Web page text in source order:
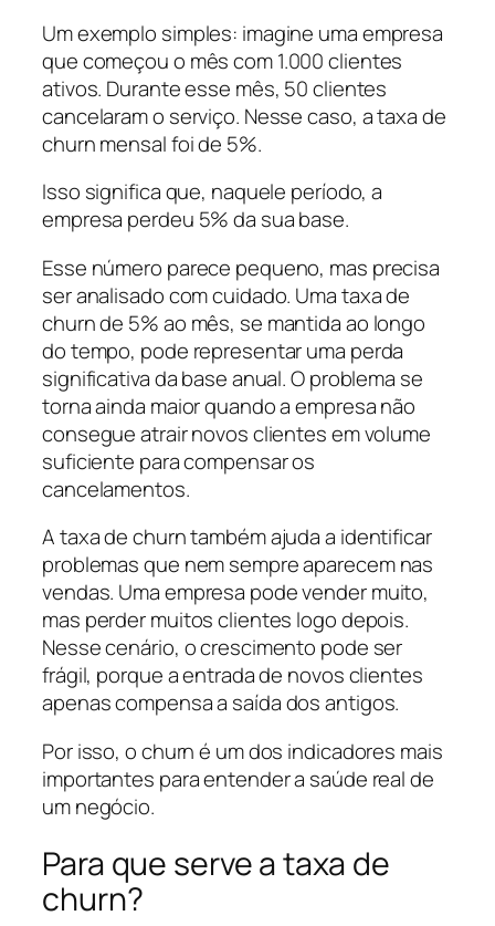
Um exemplo simples: imagine uma empresa
que começou o mês com 1.000 clientes
ativos. Durante esse mês, 50 clientes
cancelaram o serviço. Nesse caso, a taxa de
churn mensal foi de 5%.
Isso significa que, naquele período, a
empresa perdeu 5% da sua base.
Esse número parece pequeno, mas precisa
ser analisado com cuidado. Uma taxa de
churn de 5% ao mês, se mantida ao longo
do tempo, pode representar uma perda
significativa da base anual. O problema se
torna ainda maior quando a empresa não
consegue atrair novos clientes em volume
suficiente para compensar os
cancelamentos.
A taxa de churn também ajuda a identificar
problemas que nem sempre aparecem nas
vendas. Uma empresa pode vender muito,
mas perder muitos clientes logo depois.
Nesse cenário, o crescimento pode ser
frágil, porque a entrada de novos clientes
apenas compensa a saída dos antigos.
Por isso, o churn é um dos indicadores mais
importantes para entender a saúde real de
um negócio.
Para que serve a taxa de
churn?